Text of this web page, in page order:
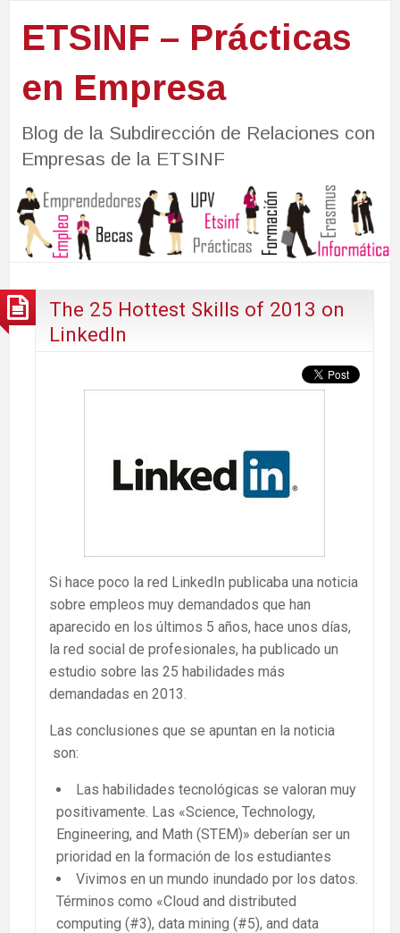
ETSINF – Prácticas
en Empresa
Blog de la Subdirección de Relaciones con
Empresas de la ETSINF
The 25 Hottest Skills of 2013 on
LinkedIn
Si hace poco la red LinkedIn publicaba una noticia
sobre empleos muy demandados que han
aparecido en los últimos 5 años, hace unos días,
la red social de profesionales, ha publicado un
estudio sobre las 25 habilidades más
demandadas en 2013.
Las conclusiones que se apuntan en la noticia
son:
Las habilidades tecnológicas se valoran muy
positivamente. Las «Science, Technology,
Engineering, and Math (STEM)» deberían ser un
prioridad en la formación de los estudiantes
Vivimos en un mundo inundado por los datos.
Términos como «Cloud and distributed
computing (#3), data mining (#5), and data